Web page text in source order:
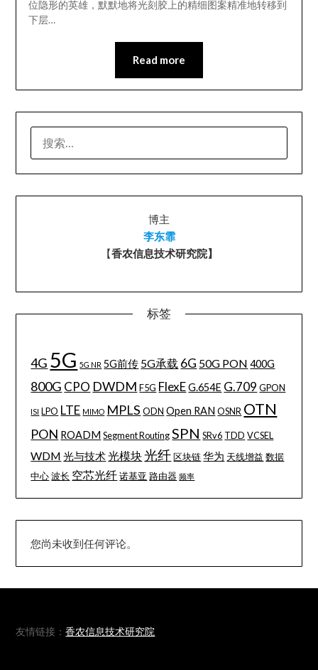
位隐形的英雄，默默地将光刻胶上的精细图案精准地转移到
下层…
Read more
索：
博主
李东霏
【香农信息技术研究院】
标签
4G 5G 5G NR 5G前传 5G承载 6G 50G PON 400G
800G CPO DWDM F5G FlexE G.654E G.709 GPON
ISI LPO LTE MIMO MPLS ODN Open RAN OSNR OTN
PON ROADM Segment Routing SPN SRv6 TDD VCSEL
WDM 光与技术 光模块光纤 区块链 华为 天线增益 数据
中心 波长 空芯光纤 诺基亚 路由器 频率
您尚未收到任何评论。
友情链接：香农信息技术研究院